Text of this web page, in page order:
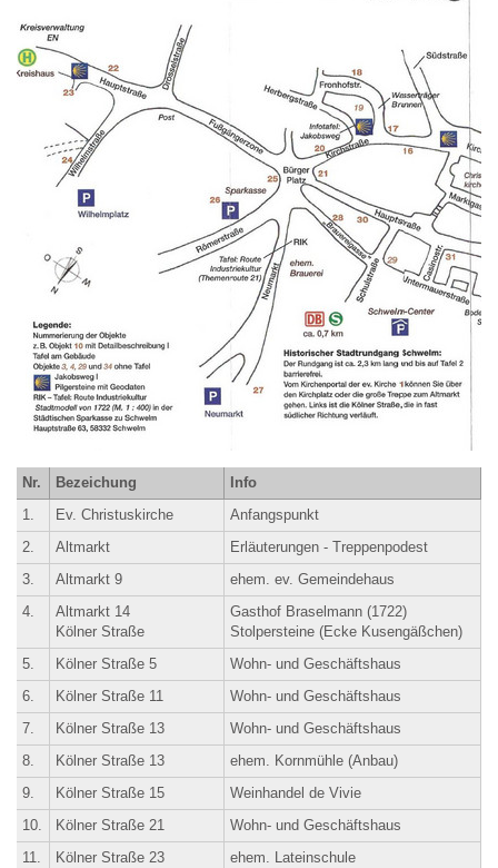
Nr. Bezeichung
Info
1.
Ev. Christuskirche
Anfangspunkt
2.
Altmarkt
Erläuterungen - Treppenpodest
3.
Altmarkt 9
ehem. ev. Gemeindehaus
4.
Altmarkt 14
Kölner Straße
Gasthof Braselmann (1722)
Stolpersteine (Ecke Kusengäßchen)
5.
Kölner Straße 5
Wohn- und Geschäftshaus
6.
Kölner Straße 11
Wohn- und Geschäftshaus
7.
Kölner Straße 13
Wohn- und Geschäftshaus
8.
Kölner Straße 13
ehem. Kornmühle (Anbau)
9.
Kölner Straße 15
Weinhandel de Vivie
10.
Kölner Straße 21
Wohn- und Geschäftshaus
11.
Kölner Straße 23
ehem. Lateinschule